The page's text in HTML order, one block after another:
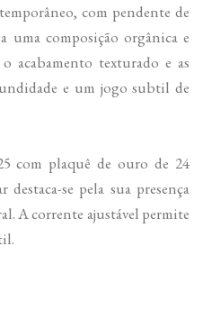
com pendente de
uma composição orgânica e
acabamento texturado e as
e um jogo subtil de
com plaquê de ouro de 24
se pela sua presença
A corrente ajustável permite